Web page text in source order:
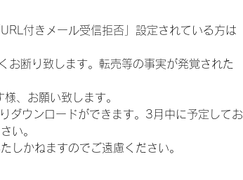
付きメール受信拒否」設定されている方は
お断り致します。転売等の事実が発覚された
、お願い致します。
ダウンロードができます。3月中に予定してお
い。
しかねますのでご遠慮ください。